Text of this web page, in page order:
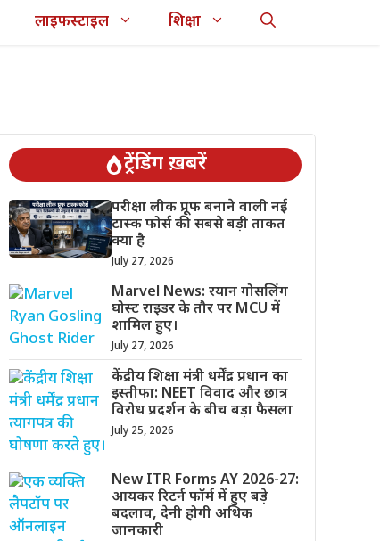
लाइफस्टाइल शिक्षा
ट्रेंडिंग ख़बरें
परीक्षा लीक प्रूफ बनाने वाली नई
टास्क फोर्स की सबसे बड़ी ताकत
क्या है
July 27, 2026
Marvel News: रयान गोसलिंग
घोस्ट राइडर के तौर पर MCU में
शामिल हुए।
July 27, 2026
केंद्रीय शिक्षा मंत्री धर्मेंद्र प्रधान का
इस्तीफा: NEET विवाद और छात्र
विरोध प्रदर्शन के बीच बड़ा फैसला
July 25, 2026
New ITR Forms AY 2026-27:
आयकर रिटर्न फॉर्म में हुए बड़े
बदलाव, देनी होगी अधिक
जानकारी